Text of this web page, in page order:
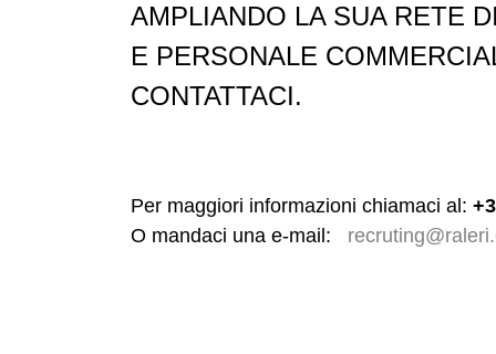
AMPLIANDO LA SUA RETE
E PERSONALE
CONTATTACI.
Per maggiori informazioni chiamaci al:
O mandaci una e-mail: